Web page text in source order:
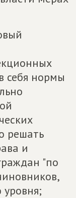
себя нормы
решать
и
"по
уровня;